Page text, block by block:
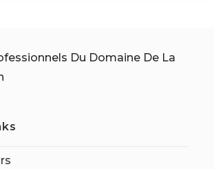
Du Domaine De La